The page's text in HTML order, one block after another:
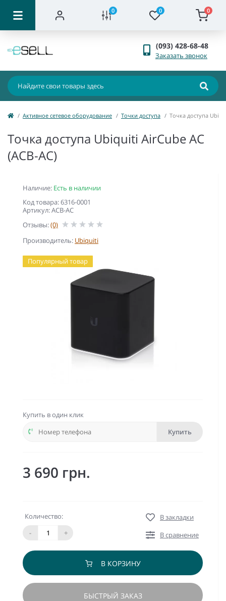
0 0 0
(093) 428-68-48
Заказать звонок
Активное сетевое оборудование Точки доступа Точка доступа
Точка доступа Ubiquiti AirCube AC
(ACB-AC)
Наличие: Есть в наличии
Код товара: 6316-0001
Артикул: ACB-AC
Отзывы:(0)
Производитель: Ubiquiti
Популярный товар
Купить в один клик
Купить
3 690 грн.
Количество:
-
+
В закладки
В сравнение
В КОРЗИНУ
БЫСТРЫЙ ЗАКАЗ